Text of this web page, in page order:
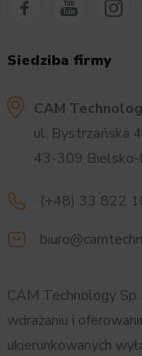
Siedziba firmy
CAM
ul. Bystrzańska
43-309 Bielsko-
(+48) 33 822
CAM Technology
wdrażaniu i
ukierunkowanych